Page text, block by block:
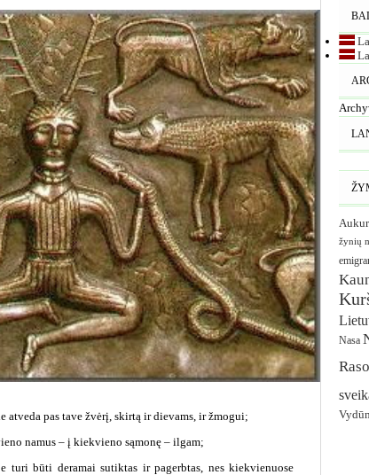
pas tave žvėrį, skirtą ir dievams, ir žmogui;
namus – į kiekvieno sąmonę – ilgam;
turi būti deramai sutiktas ir pagerbtas, nes kiekvienuose
žynių
Nasa